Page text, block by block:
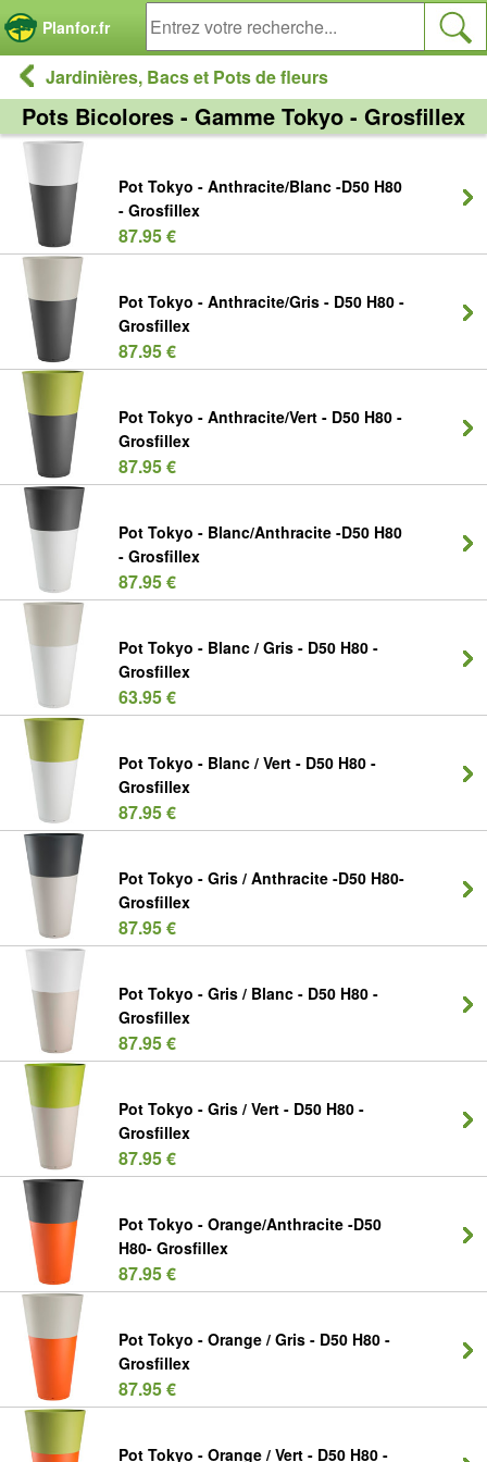
Planfor.fr
Jardinières, Bacs et Pots de fleurs
Pots Bicolores - Gamme Tokyo - Grosfillex
Pot Tokyo - Anthracite/Blanc -D50 H80
- Grosfillex
87.95 €
Pot Tokyo - Anthracite/Gris - D50 H80 -
Grosfillex
87.95 €
Pot Tokyo - Anthracite/Vert - D50 H80 -
Grosfillex
87.95 €
Pot Tokyo - Blanc/Anthracite -D50 H80
- Grosfillex
87.95 €
Pot Tokyo - Blanc / Gris - D50 H80 -
Grosfillex
63.95 €
Pot Tokyo - Blanc / Vert - D50 H80 -
Grosfillex
87.95 €
Pot Tokyo - Gris / Anthracite -D50 H80-
Grosfillex
87.95 €
Pot Tokyo - Gris / Blanc - D50 H80 -
Grosfillex
87.95 €
Pot Tokyo - Gris / Vert - D50 H80 -
Grosfillex
87.95 €
Pot Tokyo - Orange/Anthracite -D50
H80- Grosfillex
87.95 €
Pot Tokyo - Orange / Gris - D50 H80 -
Grosfillex
87.95 €
Pot Tokyo - Orange / Vert - D50 H80 -
Panneau de gestion des cookies